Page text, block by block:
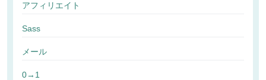
アフィリエイト
Sass
メール
0→1